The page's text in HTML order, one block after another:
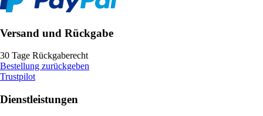
Versand und Rückgabe
30 Tage Rückgaberecht
Bestellung zurückgeben
Trustpilot
Dienstleistungen